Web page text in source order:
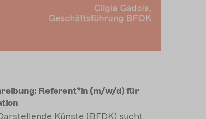
Referent*in (m/w/d) für
Künste (BFDK) sucht